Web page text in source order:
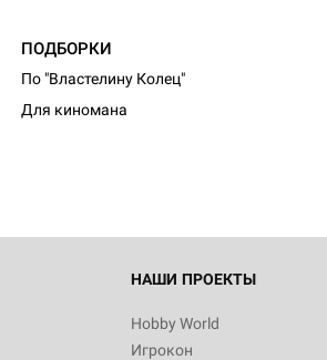
ПОДБОРКИ
По "Властелину Колец"
Для киномана
НАШИ ПРОЕКТЫ
Hobby World
Игрокон
Монстры